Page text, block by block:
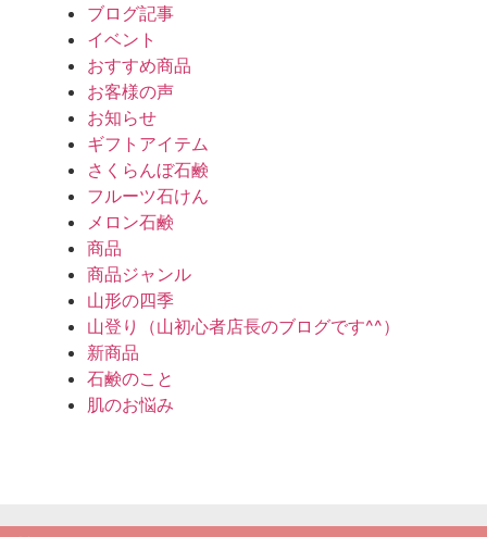
ブログ記事
イベント
おすすめ商品
お客様の声
お知らせ
ギフトアイテム
さくらんぼ石鹸
フルーツ石けん
メロン石鹸
商品
商品ジャンル
山形の四季
山登り（山初心者店長のブログです^^）
新商品
石鹸のこと
肌のお悩み